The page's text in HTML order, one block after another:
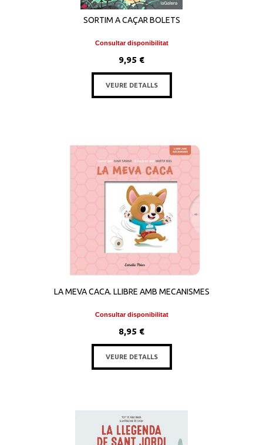
SORTIM A CAÇAR BOLETS
Consultar disponibilitat
9,95 €
VEURE DETALLS
LA MEVA CACA. LLIBRE AMB MECANISMES
Consultar disponibilitat
8,95 €
VEURE DETALLS